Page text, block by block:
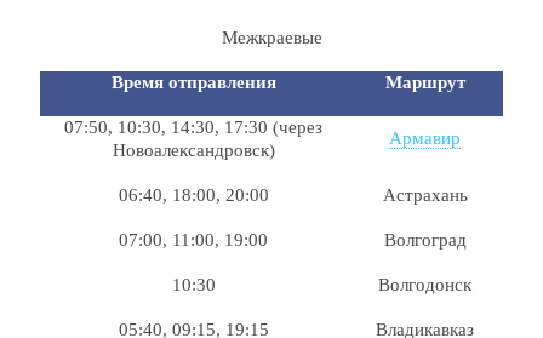
Межкраевые
Время отправления Маршрут
07:50, 10:30, 14:30, 17:30 (через
Новоалександровск)
Армавир
06:40, 18:00, 20:00 Астрахань
07:00, 11:00, 19:00 Волгоград
10:30 Волгодонск
05:40, 09:15, 19:15 Владикавказ